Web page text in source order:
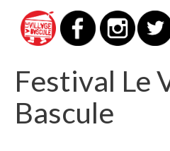
Festival Le
Bascule